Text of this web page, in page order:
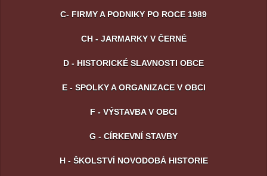
C- FIRMY A PODNIKY PO ROCE 1989
CH - JARMARKY V ČERNÉ
D - HISTORICKÉ SLAVNOSTI OBCE
E - SPOLKY A ORGANIZACE V OBCI
F - VÝSTAVBA V OBCI
G - CÍRKEVNÍ STAVBY
H - ŠKOLSTVÍ NOVODOBÁ HISTORIE